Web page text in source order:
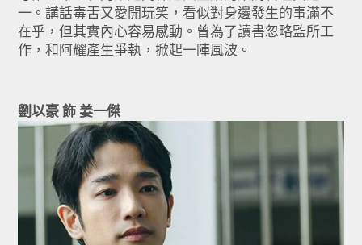
一。講話毒舌又愛開玩笑，看似對身邊發生的事滿不
在乎，但其實內心容易感動。曾為了讀書忽略監所工
作，和阿耀產生爭執，掀起一陣風波。
劉以豪 飾 姜一傑